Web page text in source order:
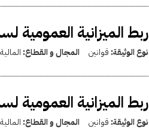
ربط الميزانية العمومية لسنة
نوع الوثيقة: قوانين المجال و القطاع:
ربط الميزانية العمومية لسنة
نوع الوثيقة: قوانين المجال و القطاع: